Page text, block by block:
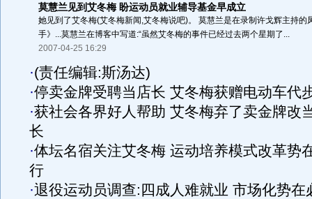
莫慧兰见到艾冬梅 盼运动员就业辅导基金早成立
她见到了艾冬梅(艾冬梅新闻,艾冬梅说吧)。 莫慧兰是在录制许戈辉主持的
手》...莫慧兰在博客中写道:“虽然艾冬梅的事件已经过去两个星期了...
2007-04-25 16:29
·(责任编辑:斯汤达)
·停卖金牌受聘当店长 艾冬梅获赠电动车代
·获社会各界好人帮助 艾冬梅弃了卖金牌改
长
·体坛名宿关注艾冬梅 运动培养模式改革势
行
·退役运动员调查:四成人难就业 市场化势在